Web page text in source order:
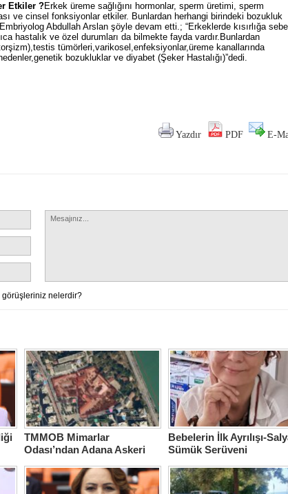
Etkiler ?Erkek üreme sağlığını hormonlar, sperm üretimi, sperm
ve cinsel fonksiyonlar etkiler. Bunlardan herhangi birindeki bozukluk
Abdullah Arslan şöyle devam etti.; “Erkeklerde kısırlığa
hastalık ve özel durumları da bilmekte fayda vardır.Bunlardan
tümörleri,varikosel,enfeksiyonlar,üreme kanallarında
bozukluklar ve diyabet (Şeker Hastalığı)”dedi.
Yazdır PDF E-
görüşleriniz nelerdir?
TMMOB Mimarlar
Odası’ndan Adana Askeri
Bebelerin İlk Ayrılışı-
Sümük Serüveni